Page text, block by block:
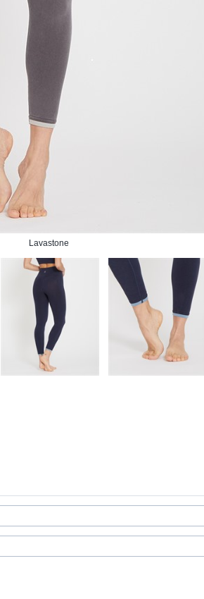
Lavastone